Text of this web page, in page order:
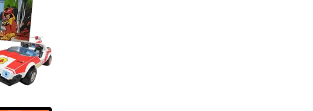
2,500
3,000
2,200